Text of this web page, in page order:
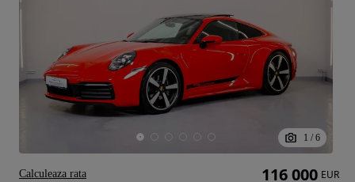
1 / 6
116 000 EUR
Calculeaza rata